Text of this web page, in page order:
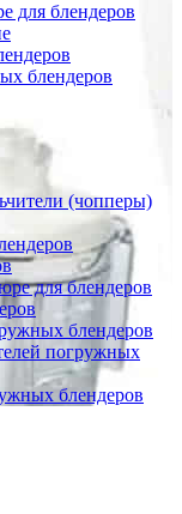
для блендеров
блендеров
(чопперы)
для блендеров
блендеров
погружных
блендеров